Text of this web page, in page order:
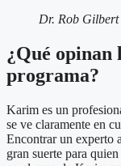
Dr. Rob Gilbert
¿Qué opinan
programa?
Karim es un
se ve claramente en
Encontrar un experto
gran suerte para